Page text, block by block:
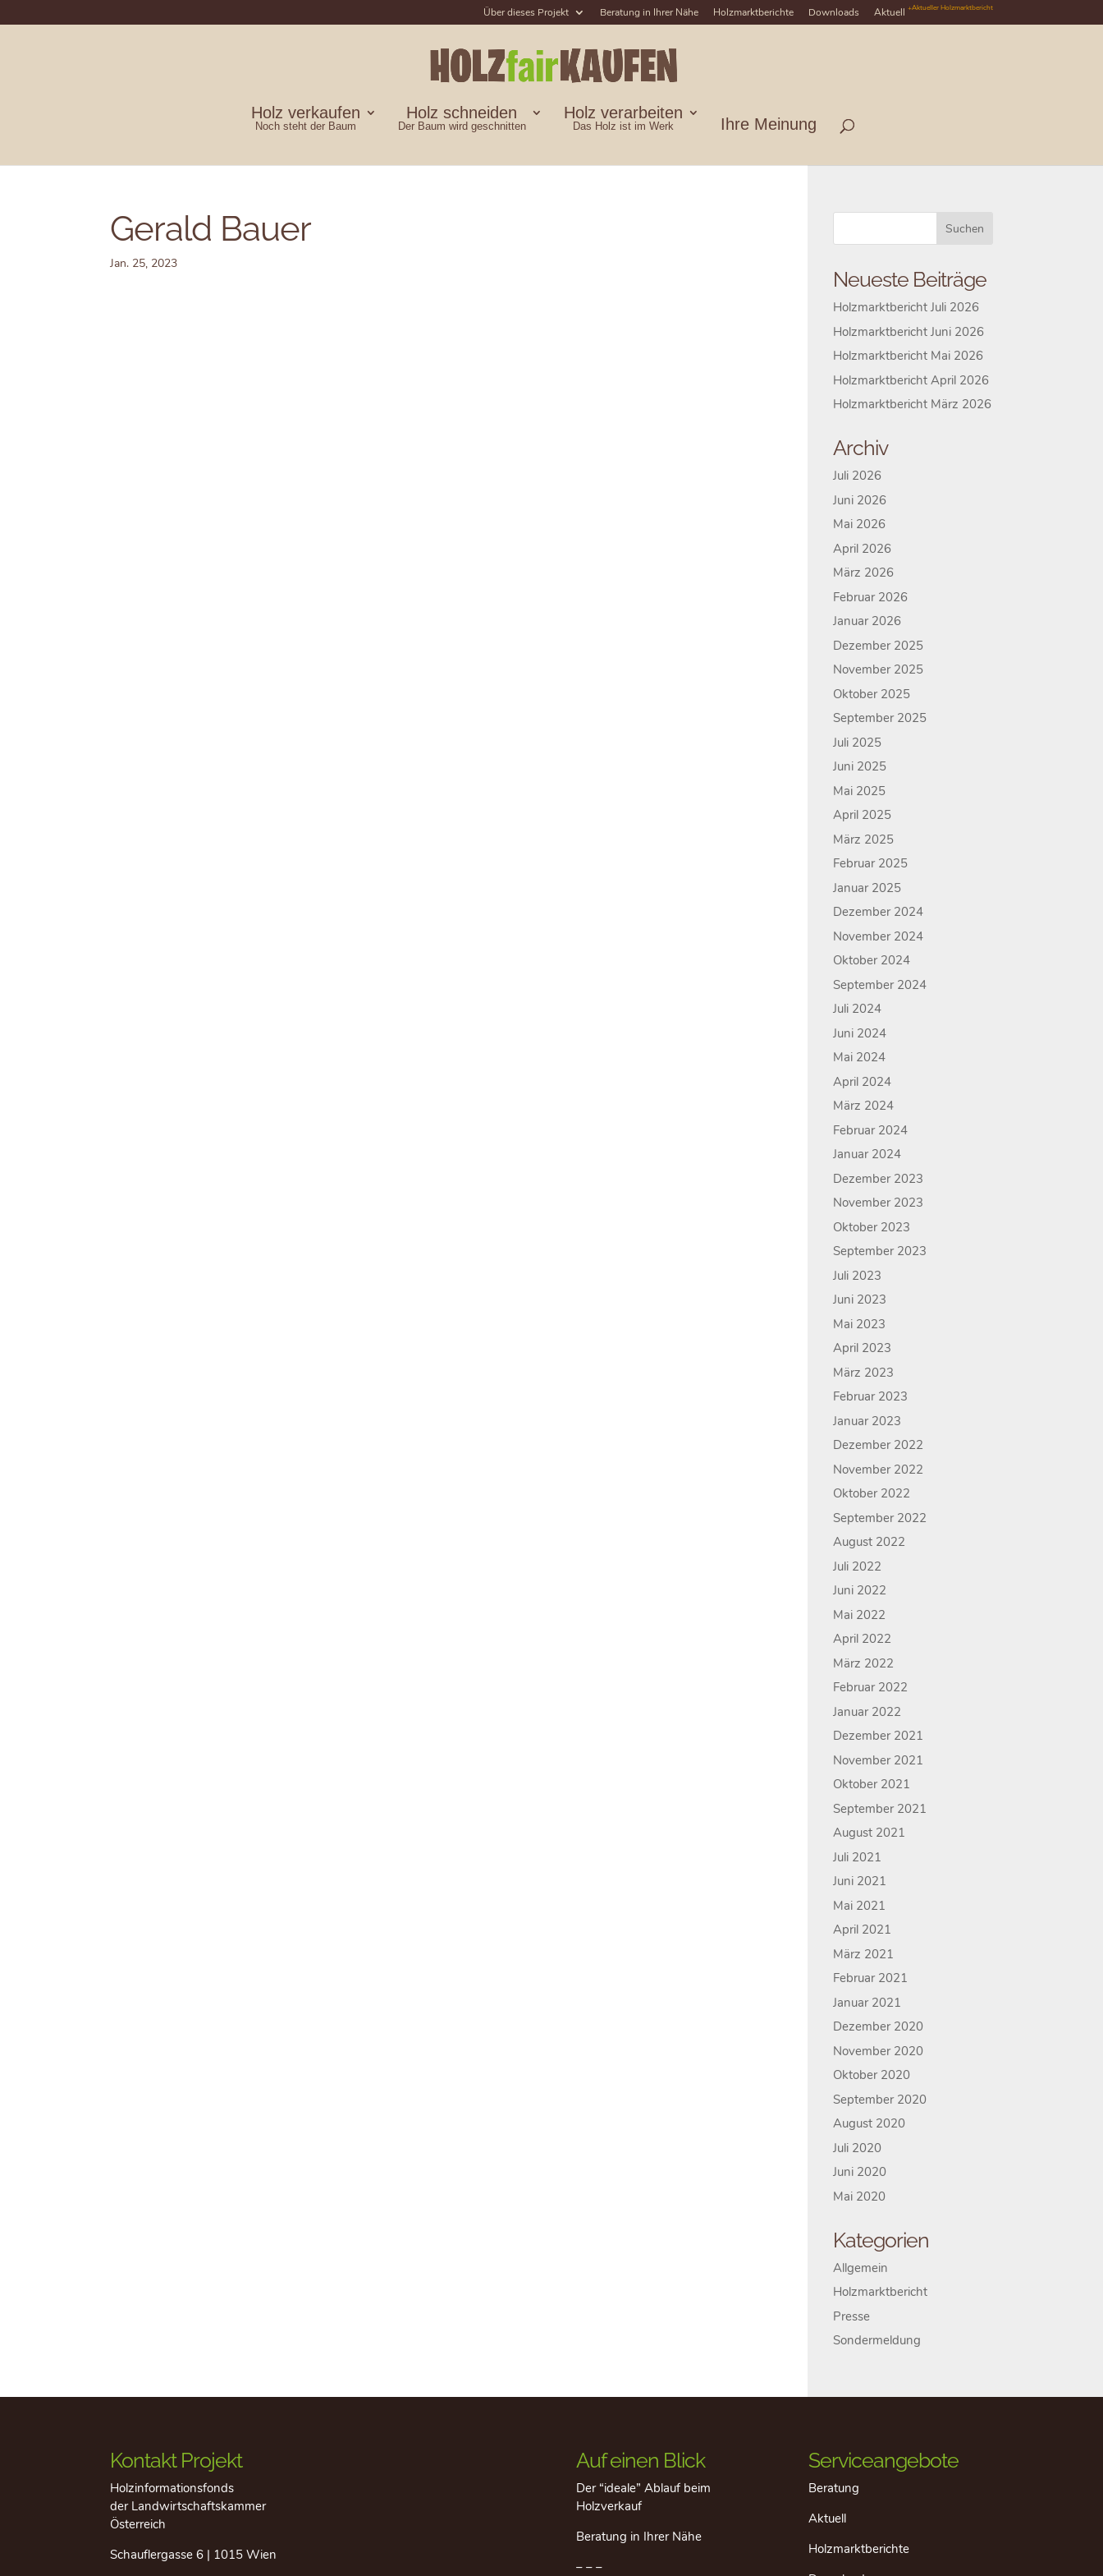
Über dieses Projekt Beratung in Ihrer Nähe Holzmarktberichte Downloads Aktuell +Aktueller Holzmarktbericht
Holz verkaufen
Noch steht der Baum
Holz schneiden
Der Baum wird geschnitten
Holz verarbeiten
Das Holz ist im Werk Ihre Meinung
Gerald Bauer
Jan. 25, 2023
Neueste Beiträge
Holzmarktbericht Juli 2026
Holzmarktbericht Juni 2026
Holzmarktbericht Mai 2026
Holzmarktbericht April 2026
Holzmarktbericht März 2026
Archiv
Juli 2026
Juni 2026
Mai 2026
April 2026
März 2026
Februar 2026
Januar 2026
Dezember 2025
November 2025
Oktober 2025
September 2025
Juli 2025
Juni 2025
Mai 2025
April 2025
März 2025
Februar 2025
Januar 2025
Dezember 2024
November 2024
Oktober 2024
September 2024
Juli 2024
Juni 2024
Mai 2024
April 2024
März 2024
Februar 2024
Januar 2024
Dezember 2023
November 2023
Oktober 2023
September 2023
Juli 2023
Juni 2023
Mai 2023
April 2023
März 2023
Februar 2023
Januar 2023
Dezember 2022
November 2022
Oktober 2022
September 2022
August 2022
Juli 2022
Juni 2022
Mai 2022
April 2022
März 2022
Februar 2022
Januar 2022
Dezember 2021
November 2021
Oktober 2021
September 2021
August 2021
Juli 2021
Juni 2021
Mai 2021
April 2021
März 2021
Februar 2021
Januar 2021
Dezember 2020
November 2020
Oktober 2020
September 2020
August 2020
Juli 2020
Juni 2020
Mai 2020
Kategorien
Allgemein
Holzmarktbericht
Presse
Sondermeldung
Kontakt Projekt
Holzinformationsfonds
der Landwirtschaftskammer
Österreich
Schauflergasse 6 | 1015 Wien
Auf einen Blick
Der “ideale” Ablauf beim
Holzverkauf
Beratung in Ihrer Nähe
– – –
Serviceangebote
Beratung
Aktuell
Holzmarktberichte